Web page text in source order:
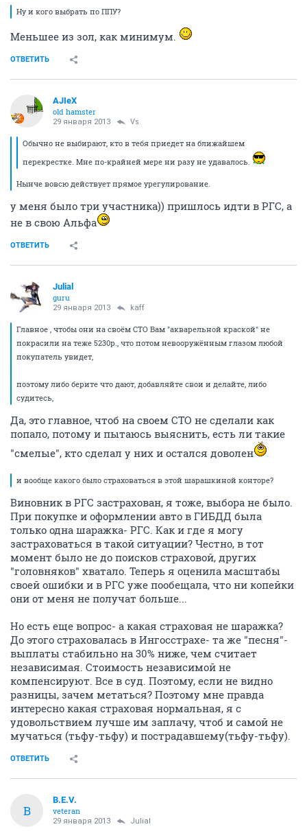
Ну и кого выбрать по ППУ?
Меньшее из зол, как минимум.
ОТВЕТИТЬ
AJIeX
old hamster
29 января 2013 Vs
Обычно не выбирают, кто в тебя приедет на ближайшем
перекрестке. Мне по-крайней мере ни разу не удавалось.
Нынче вовсю действует прямое урегулирование.
у меня было три участника)) пришлось идти в РГС, а
не в свою Альфа
ОТВЕТИТЬ
Julial
guru
29 января 2013 kaff
Главное , чтобы они на своём СТО Вам "акварельной краской" не
покрасили на теже 5230р., что потом невооружённым глазом любой
покупатель увидет,
поэтому либо берите что дают, добавляйте свои и делайте, либо
судитесь,
Да, это главное, чтоб на своем СТО не сделали как
попало, потому и пытаюсь выяснить, есть ли такие
"смелые", кто сделал у них и остался доволен
и вообще какого было страховаться в этой шарашкиной конторе?
Виновник в РГС застрахован, я тоже, выбора не было.
При покупке и оформлении авто в ГИБДД была
только одна шаражка- РГС. Как и где я могу
застраховаться в такой ситуации? Честно, в тот
момент было не до поисков страховой, других
"головняков" хватало. Теперь я оценила масштабы
своей ошибки и в РГС уже пообещала, что ни копейки
они от меня не получат больше...
Но есть еще вопрос- а какая страховая не шаражка?
До этого страховалась в Ингосстрахе- та же "песня"-
выплаты стабильно на 30% ниже, чем считает
независимая. Стоимость независимой не
компенсируют. Все в суд. Поэтому, если не видно
разницы, зачем метаться? Поэтому мне правда
интересно какая страховая нормальная, я с
удовольствием лучше им заплачу, чтоб и самой не
мучаться (тьфу-тьфу) и пострадавшему(тьфу-тьфу).
ОТВЕТИТЬ
B
B.E.V.
veteran
29 января 2013 Julial